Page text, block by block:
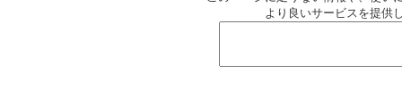
より良いサービスを提供